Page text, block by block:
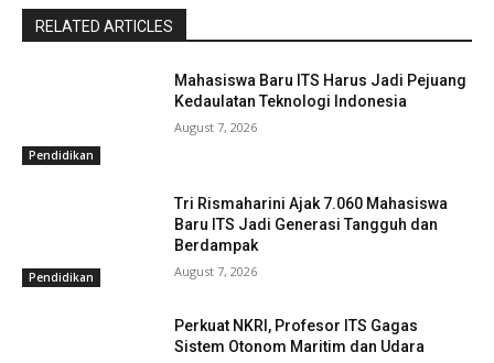
RELATED ARTICLES
Pendidikan
Mahasiswa Baru ITS Harus Jadi Pejuang
Kedaulatan Teknologi Indonesia
August 7, 2026
Pendidikan
Tri Rismaharini Ajak 7.060 Mahasiswa
Baru ITS Jadi Generasi Tangguh dan
Berdampak
August 7, 2026
Perkuat NKRI, Profesor ITS Gagas
Sistem Otonom Maritim dan Udara